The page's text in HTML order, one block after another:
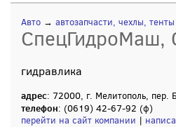
Авто → автозапчасти, чехлы, тенты
гидравлика
адрес: 72000, г. Мелитополь, пер.
телефон: (0619) 42-67-92 (ф)
перейти на сайт компании |